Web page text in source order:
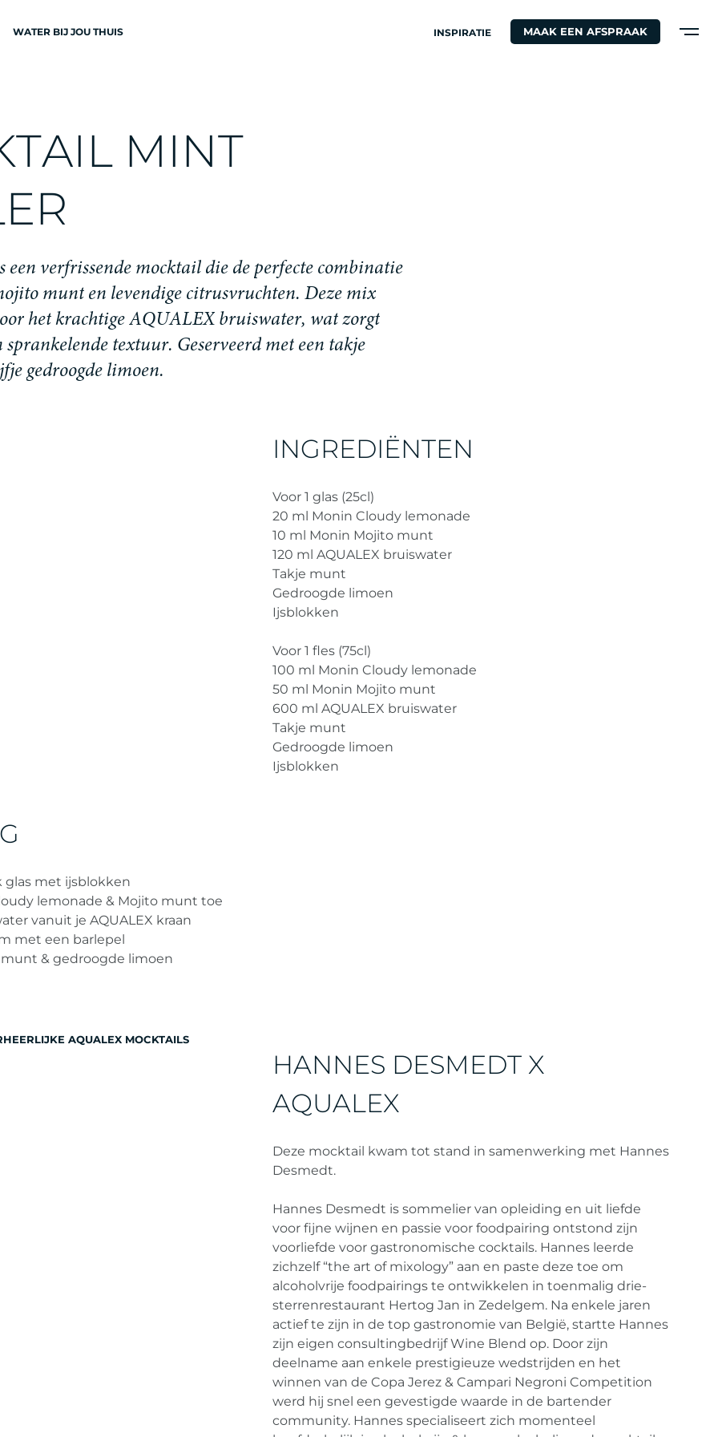
WATER BIJ JOU THUIS INSPIRATIE MAAK EEN AFSPRAAK
TAIL MINT
ER
s een verfrissende mocktail die de perfecte combinatie
ojito munt en levendige citrusvruchten. Deze mix
oor het krachtige AQUALEX bruiswater, wat zorgt
sprankelende textuur. Geserveerd met een takje
jfje gedroogde limoen.
INGREDIËNTEN
Voor 1 glas (25cl)
20 ml Monin Cloudy lemonade
10 ml Monin Mojito munt
120 ml AQUALEX bruiswater
Takje munt
Gedroogde limoen
Ijsblokken
Voor 1 fles (75cl)
100 ml Monin Cloudy lemonade
50 ml Monin Mojito munt
600 ml AQUALEX bruiswater
Takje munt
Gedroogde limoen
Ijsblokken
glas met ijsblokken
lemonade & Mojito munt toe
vanuit je AQUALEX kraan
met een barlepel
& gedroogde limoen
AQUALEX MOCKTAILS
HANNES DESMEDT X
AQUALEX
Deze mocktail kwam tot stand in samenwerking met Hannes
Desmedt.
Hannes Desmedt is sommelier van opleiding en uit liefde
voor fijne wijnen en passie voor foodpairing ontstond zijn
voorliefde voor gastronomische cocktails. Hannes leerde
zichzelf “the art of mixology” aan en paste deze toe om
alcoholvrije foodpairings te ontwikkelen in toenmalig drie-
sterrenrestaurant Hertog Jan in Zedelgem. Na enkele jaren
actief te zijn in de top gastronomie van België, startte Hannes
zijn eigen consultingbedrijf Wine Blend op. Door zijn
deelname aan enkele prestigieuze wedstrijden en het
winnen van de Copa Jerez & Campari Negroni Competition
werd hij snel een gevestigde waarde in de bartender
community. Hannes specialiseert zich momenteel